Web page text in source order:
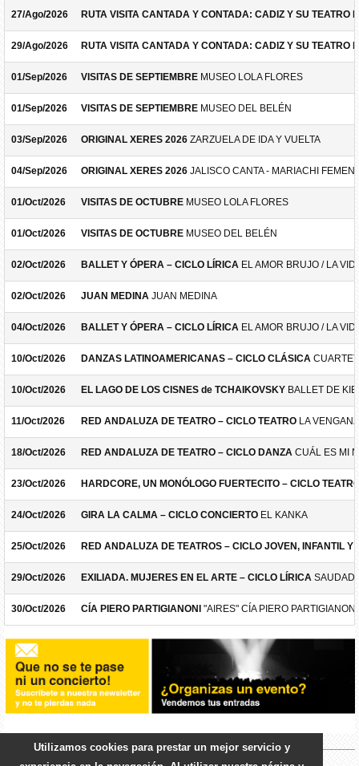
27/Ago/2026 RUTA VISITA CANTADA Y CONTADA: CADIZ Y SU TEATRO
29/Ago/2026 RUTA VISITA CANTADA Y CONTADA: CADIZ Y SU TEATRO
01/Sep/2026 VISITAS DE SEPTIEMBRE MUSEO LOLA FLORES
01/Sep/2026 VISITAS DE SEPTIEMBRE MUSEO DEL BELÉN
03/Sep/2026 ORIGINAL XERES 2026 ZARZUELA DE IDA Y VUELTA
04/Sep/2026 ORIGINAL XERES 2026 JALISCO CANTA - MARIACHI
01/Oct/2026 VISITAS DE OCTUBRE MUSEO LOLA FLORES
01/Oct/2026 VISITAS DE OCTUBRE MUSEO DEL BELÉN
02/Oct/2026 BALLET Y ÓPERA – CICLO LÍRICA EL AMOR BRUJO / LA
02/Oct/2026 JUAN MEDINA JUAN MEDINA
04/Oct/2026 BALLET Y ÓPERA – CICLO LÍRICA EL AMOR BRUJO / LA
10/Oct/2026 DANZAS LATINOAMERICANAS – CICLO CLÁSICA
10/Oct/2026 EL LAGO DE LOS CISNES de TCHAIKOVSKY BALLET DE
11/Oct/2026 RED ANDALUZA DE TEATRO – CICLO TEATRO LA
18/Oct/2026 RED ANDALUZA DE TEATRO – CICLO DANZA CUÁL ES MI
23/Oct/2026 HARDCORE, UN MONÓLOGO FUERTECITO – CICLO
24/Oct/2026 GIRA LA CALMA – CICLO CONCIERTO EL KANKA
25/Oct/2026 RED ANDALUZA DE TEATROS – CICLO JOVEN, INFANTIL Y
29/Oct/2026 EXILIADA. MUJERES EN EL ARTE – CICLO LÍRICA
30/Oct/2026 CÍA PIERO PARTIGIANONI "AIRES" CÍA PIERO PARTIGIANONI
Utilizamos cookies para prestar un mejor servicio y